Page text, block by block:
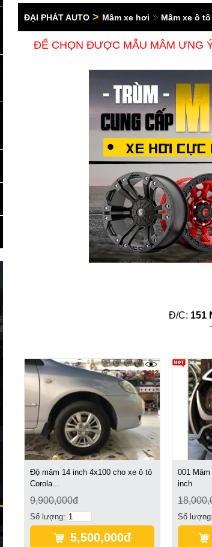
ĐẠI PHÁT AUTO > Mâm xe hơi Mâm xe ô
ĐỂ CHỌN ĐƯỢC MẪU MÂM ƯNG
Đ/C: 151
1402
Độ mâm 14 inch 4x100 cho xe ô tô
Corola...
9,900,000đ
Số lượng:
5,500,000đ
001
inch
Số lượng: